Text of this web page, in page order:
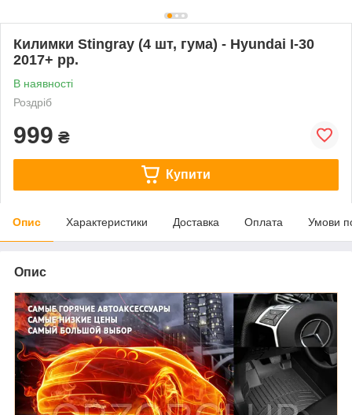
Килимки Stingray (4 шт, гума) - Hyundai I-30
2017+ рр.
В наявності
Роздріб
999 ₴
Купити
Опис Характеристики Доставка Оплата Умови
Опис